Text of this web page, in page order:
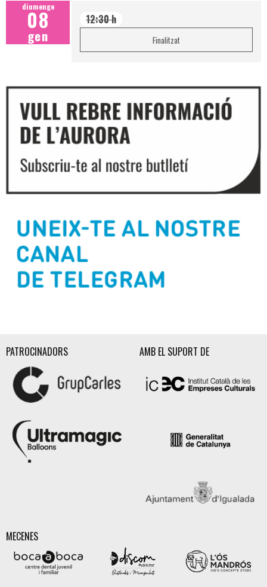
diumenge
08
gen
12:30 h
Finalitzat
PATROCINADORS AMB EL SUPORT DE
MECENES